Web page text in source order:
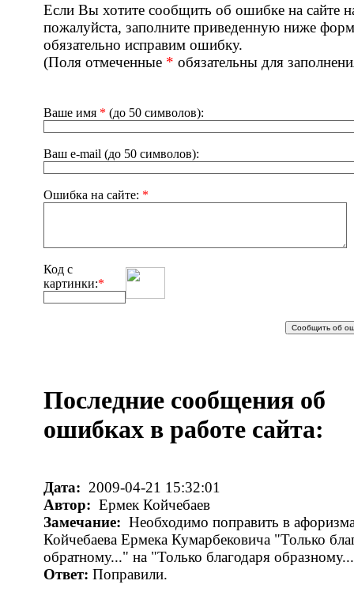
Eсли Вы хотите сообщить об ошибке на сайте
пожалуйста, заполните приведенную ниже
обязательно исправим ошибку.
(Поля отмеченные * обязательны для
Ваше имя * (до 50 символов):
Ваш e-mail (до 50 символов):
Ошибка на сайте: *
Код с
картинки:*
Последние сообщения об
ошибках в работе сайта:
Дата: 2009-04-21 15:32:01
Автор: Ермек Койчебаев
Замечание: Необходимо поправить в
Койчебаева Ермека Кумарбековича "Только
обратному..." на "Только благодаря
Ответ: Поправили.